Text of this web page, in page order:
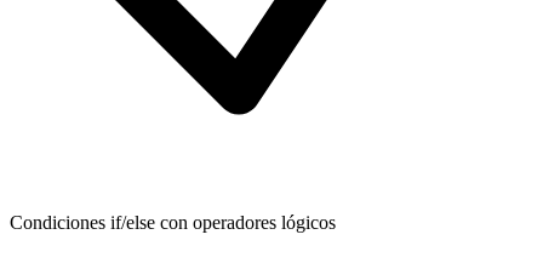
Condiciones if/else con operadores lógicos